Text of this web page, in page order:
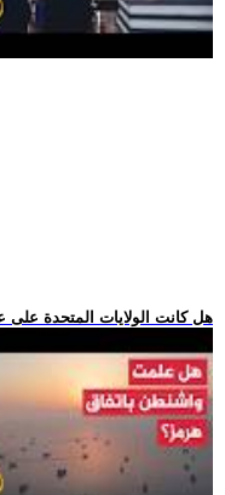
.. هل كانت الولايات المتحدة على